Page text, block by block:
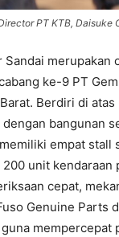
PT KTB, Daisuke
merupakan
ke-9 PT
Berdiri di atas
bangunan
empat stall
unit kendaraan
cepat,
Genuine Parts
mempercepat